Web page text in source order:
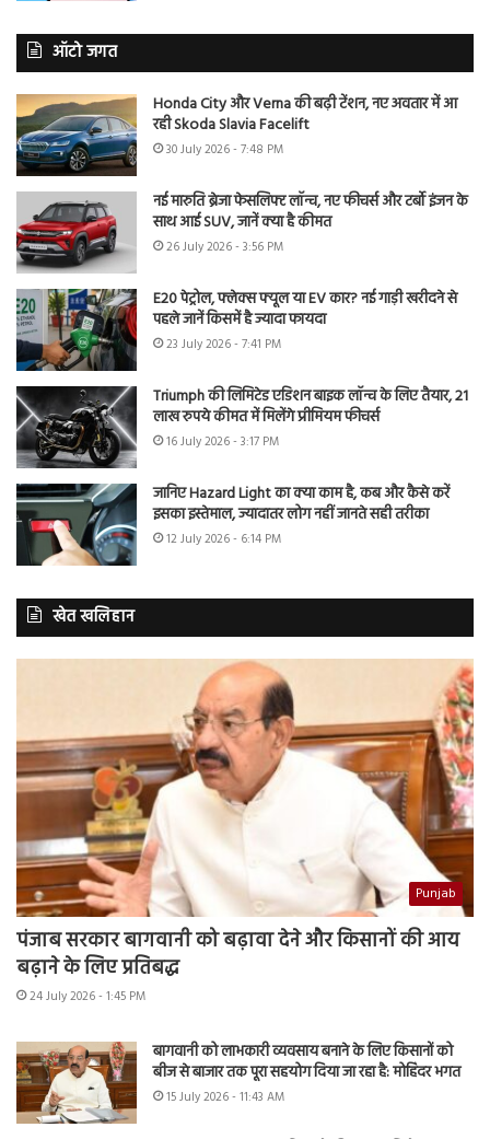
ऑटो जगत
Honda City और Verna की बढ़ी टेंशन, नए अवतार में आ
रही Skoda Slavia Facelift
30 July 2026 - 7:48 PM
नई मारुति ब्रेजा फेसलिफ्ट लॉन्च, नए फीचर्स और टर्बो इंजन के
साथ आई SUV, जानें क्या है कीमत
26 July 2026 - 3:56 PM
E20 पेट्रोल, फ्लेक्स फ्यूल या EV कार? नई गाड़ी खरीदने से
पहले जानें किसमें है ज्यादा फायदा
23 July 2026 - 7:41 PM
Triumph की लिमिटेड एडिशन बाइक लॉन्च के लिए तैयार, 21
लाख रुपये कीमत में मिलेंगे प्रीमियम फीचर्स
16 July 2026 - 3:17 PM
जानिए Hazard Light का क्या काम है, कब और कैसे करें
इसका इस्तेमाल, ज्यादातर लोग नहीं जानते सही तरीका
12 July 2026 - 6:14 PM
खेत खलिहान
Punjab
पंजाब सरकार बागवानी को बढ़ावा देने और किसानों की आय
बढ़ाने के लिए प्रतिबद्ध
24 July 2026 - 1:45 PM
बागवानी को लाभकारी व्यवसाय बनाने के लिए किसानों को
बीज से बाजार तक पूरा सहयोग दिया जा रहा है: मोहिंदर भगत
15 July 2026 - 11:43 AM